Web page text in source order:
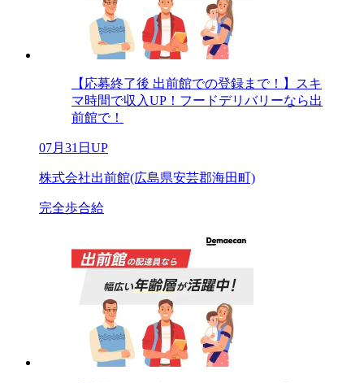
【応募終了後 出前館での登録まで！】スキ
マ時間で収入UP！フードデリバリーなら出
前館で！
07月31日UP
株式会社出前館(広島県安芸郡海田町)
完全歩合給